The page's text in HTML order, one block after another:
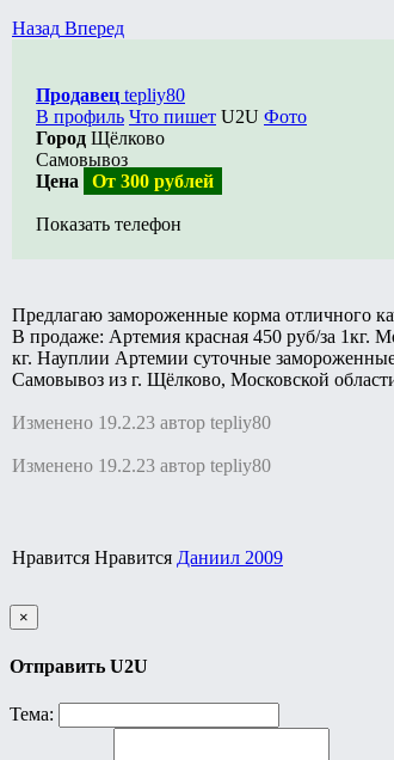
Назад Вперед
Продавец tepliy80
В профиль Что пишет U2U Фото
Город Щёлково
Самовывоз
Цена
От 300 рублей
Показать телефон
Предлагаю замороженные корма отличного
В продаже: Артемия красная 450 руб/за 1кг.
кг. Науплии Артемии суточные замороженные
Самовывоз из г. Щёлково, Московской
Изменено 19.2.23 автор tepliy80
Изменено 19.2.23 автор tepliy80
Нравится Нравится Даниил 2009
×
Отправить U2U
Тема: